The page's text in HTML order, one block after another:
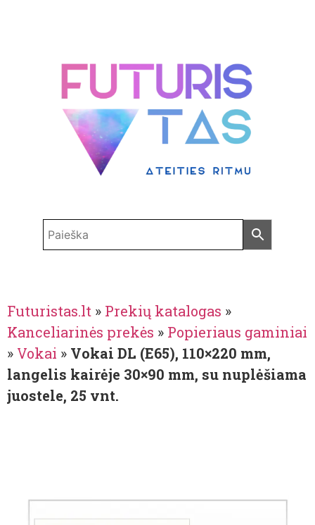
Futuristas.lt » Prekių katalogas »
Kanceliarinės prekės » Popieriaus gaminiai
» Vokai » Vokai DL (E65), 110×220 mm,
langelis kairėje 30×90 mm, su nuplėšiama
juostele, 25 vnt.